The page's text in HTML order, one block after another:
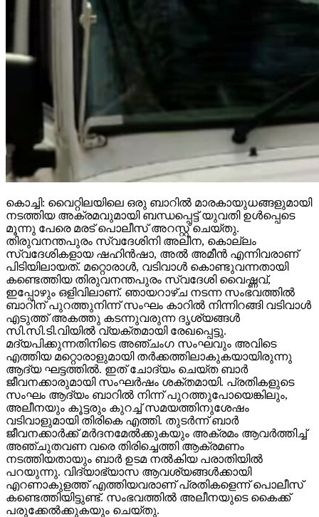
കൊച്ചി: വൈറ്റിലയിലെ ഒരു ബാറില്‍ മാരകായുധങ്ങളുമായി
നടത്തിയ അക്രമവുമായി ബന്ധപ്പെട്ട് യുവതി ഉള്‍പ്പെടെ
മൂന്നു പേരെ മരട് പൊലീസ് അറസ്റ്റ് ചെയ്തു.
തിരുവനന്തപുരം സ്വദേശിനി അലീന, കൊല്ലം
സ്വദേശികളായ ഷഹിന്‍ഷാ, അല്‍ അമീന്‍ എന്നിവരാണ്
പിടിയിലായത്. മറ്റൊരാള്‍, വടിവാള്‍ കൊണ്ടുവന്നതായി
കണ്ടെത്തിയ തിരുവനന്തപുരം സ്വദേശി വൈഷ്ണവ്,
ഇപ്പോഴും ഒളിവിലാണ്. ഞായറാഴ്ച നടന്ന സംഭവത്തില്‍
ബാറിന് പുറത്തുനിന്ന് സംഘം കാറില്‍ നിന്നിറങ്ങി വടിവാള്‍
എടുത്ത് അകത്തു കടന്നുവരുന്ന ദൃശ്യങ്ങള്‍
സി.സി.ടി.വിയില്‍ വ്യക്തമായി രേഖപ്പെട്ടു.
മദ്യപിക്കുന്നതിനിടെ അഞ്ചംഗ സംഘവും അവിടെ
എത്തിയ മറ്റൊരാളുമായി തര്‍ക്കത്തിലാകുകയായിരുന്നു
ആദ്യ ഘട്ടത്തില്‍. ഇത് ചോദ്യം ചെയ്ത ബാര്‍
ജീവനക്കാരുമായി സംഘര്‍ഷം ശക്തമായി. പ്രതികളുടെ
സംഘം ആദ്യം ബാറില്‍ നിന്ന് പുറത്തുപോയെങ്കിലും,
അലീനയും കൂട്ടരും കുറച്ച് സമയത്തിനുശേഷം
വടിവാളുമായി തിരികെ എത്തി. തുടര്‍ന്ന് ബാര്‍
ജീവനക്കാര്‍ക്ക് മര്‍ദനമേല്‍ക്കുകയും അക്രമം ആവര്‍ത്തിച്ച്
അഞ്ചുതവണ വരെ തിരിച്ചെത്തി ആക്രമണം
നടത്തിയതായും ബാര്‍ ഉടമ നല്‍കിയ പരാതിയില്‍
പറയുന്നു. വിദ്യാഭ്യാസ ആവശ്യങ്ങള്‍ക്കായി
എറണാകുളത്ത് എത്തിയവരാണ് പ്രതികളെന്ന് പൊലീസ്
കണ്ടെത്തിയിട്ടുണ്ട്. സംഭവത്തില്‍ അലീനയുടെ കൈക്ക്
പരുക്കേല്‍ക്കുകയും ചെയ്തു.